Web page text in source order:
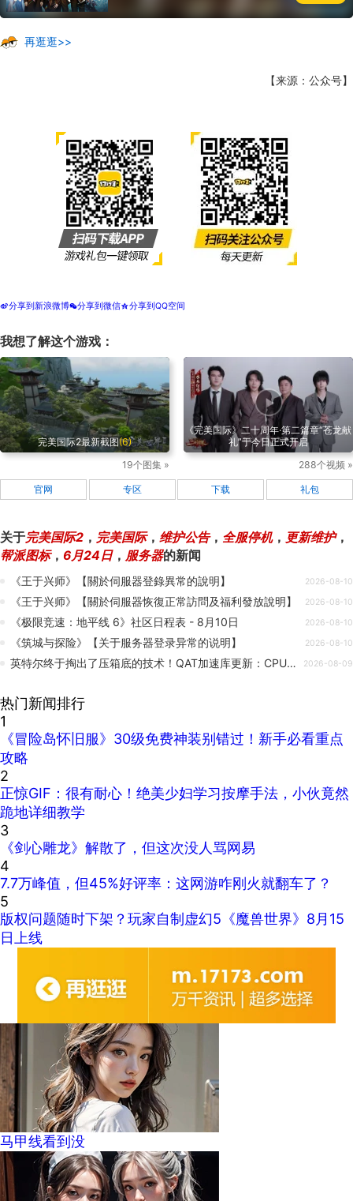
再逛逛>>
【来源：公众号】
t分享到新浪微博w分享到微信z分享到QQ空间
我想了解这个游戏：
完美国际2最新截图(6)
19个图集 »
《完美国际》二十周年·第二篇章“苍龙献
礼”于今日正式开启
288个视频 »
官网 专区 下载 礼包
关于完美国际2 ， 完美国际， 维护公告， 全服停机， 更新维护，
帮派图标， 6月24日， 服务器的新闻
《王于兴师》【關於伺服器登錄異常的說明】 2026-08-10
《王于兴师》【關於伺服器恢復正常訪問及福利發放說明】 2026-08-10
《极限竞速：地平线 6》社区日程表 - 8月10日 2026-08-10
《筑城与探险》【关于服务器登录异常的说明】 2026-08-10
英特尔终于掏出了压箱底的技术！QAT加速库更新：CPU不用再干苦力 2026-08-09
热门新闻排行
1
《冒险岛怀旧服》30级免费神装别错过！新手必看重点
攻略
2
正惊GIF：很有耐心！绝美少妇学习按摩手法，小伙竟然
跪地详细教学
3
《剑心雕龙》解散了，但这次没人骂网易
4
7.7万峰值，但45%好评率：这网游咋刚火就翻车了？
5
版权问题随时下架？玩家自制虚幻5《魔兽世界》8月15
日上线
马甲线看到没